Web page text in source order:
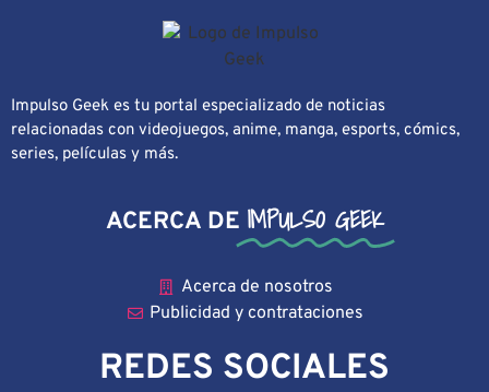
Impulso Geek es tu portal especializado de noticias
relacionadas con videojuegos, anime, manga, esports, cómics,
series, películas y más.
ACERCA DE IMPULSO GEEK
Acerca de nosotros
Publicidad y contrataciones
REDES SOCIALES